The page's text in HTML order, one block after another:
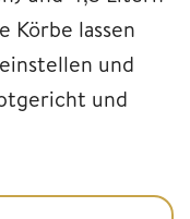
Körbe lassen
und
und